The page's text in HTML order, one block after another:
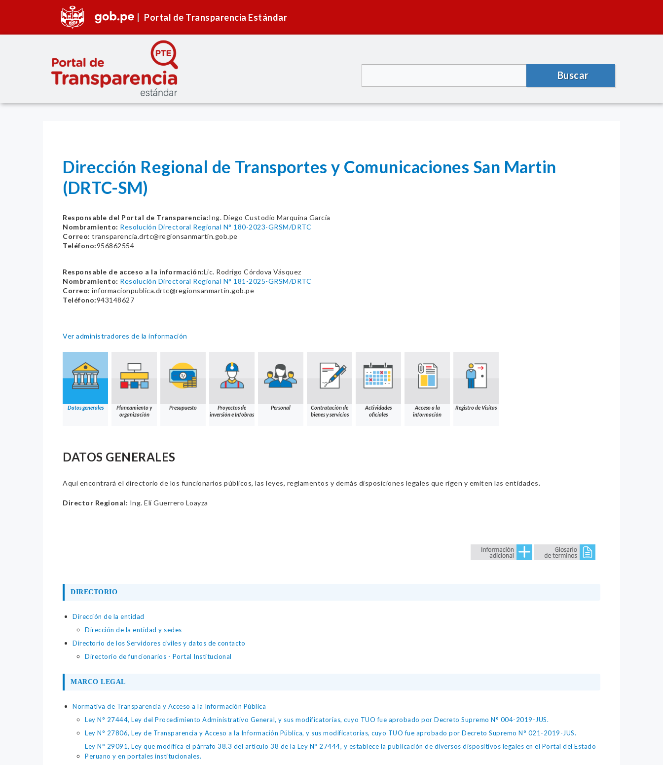
Portal de Transparencia Estándar
Buscar
Dirección Regional de Transportes y Comunicaciones San Martin
(DRTC-SM)
Responsable del Portal de Transparencia:Ing. Diego Custodio Marquina García
Nombramiento: Resolución Directoral Regional N° 180-2023-GRSM/DRTC
Correo: transparencia.drtc@regionsanmartin.gob.pe
Teléfono:956862554
Responsable de acceso a la información:Lic. Rodrigo Córdova Vásquez
Nombramiento: Resolución Directoral Regional N° 181-2025-GRSM/DRTC
Correo: informacionpublica.drtc@regionsanmartin.gob.pe
Teléfono:943148627
Ver administradores de la información
Datos generales
Planeamiento y
organización
Presupuesto
Proyectos de
inversión e Infobras
Personal
Contratación de
bienes y servicios
Actividades
oficiales
Acceso a la
información
Registro de Visitas
DATOS GENERALES
Aquí encontrará el directorio de los funcionarios públicos, las leyes, reglamentos y demás disposiciones legales que rigen y emiten las entidades.
Director Regional: Ing. Elí Guerrero Loayza
DIRECTORIO
Dirección de la entidad
Dirección de la entidad y sedes
Directorio de los Servidores civiles y datos de contacto
Directorio de funcionarios - Portal Institucional
MARCO LEGAL
Normativa de Transparencia y Acceso a la Información Pública
Ley N° 27444, Ley del Procedimiento Administrativo General, y sus modificatorias, cuyo TUO fue aprobado por Decreto Supremo N° 004-2019-JUS.
Ley N° 27806, Ley de Transparencia y Acceso a la Información Pública, y sus modificatorias, cuyo TUO fue aprobado por Decreto Supremo N° 021-2019-JUS.
Ley N° 29091, Ley que modifica el párrafo 38.3 del artículo 38 de la Ley N° 27444, y establece la publicación de diversos dispositivos legales en el Portal del Estado
Peruano y en portales institucionales.